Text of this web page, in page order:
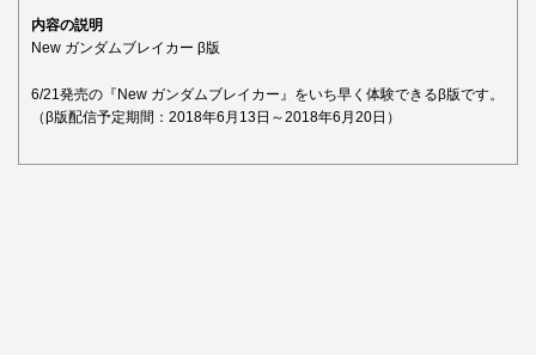
内容の説明
New ガンダムブレイカー β版
6/21発売の『New ガンダムブレイカー』をいち早く体験できるβ版です。
（β版配信予定期間：2018年6月13日～2018年6月20日）